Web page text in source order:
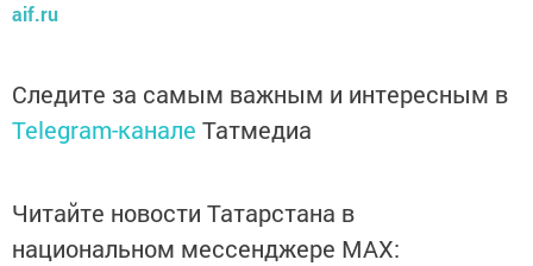
aif.ru
Следите за самым важным и интересным в
Telegram-канале Татмедиа
Читайте новости Татарстана в
национальном мессенджере MАХ: